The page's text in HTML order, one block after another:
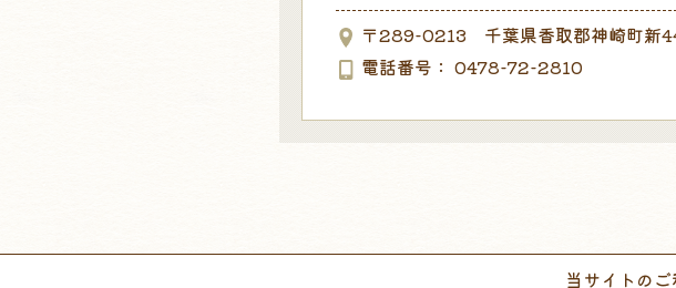
〒289-0213 千葉県香取郡神崎町新
電話番号
0478-72-2810
当サイトの